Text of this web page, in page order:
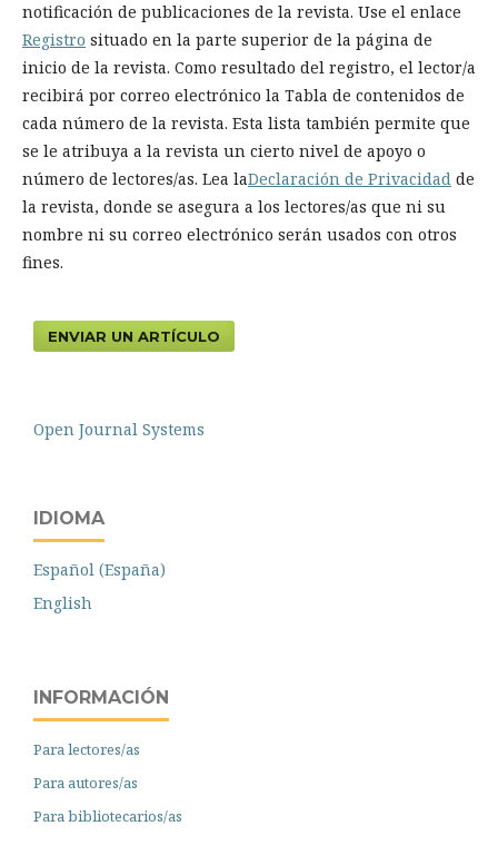
notificación de publicaciones de la revista. Use el enlace
Registro situado en la parte superior de la página de
inicio de la revista. Como resultado del registro, el lector/a
recibirá por correo electrónico la Tabla de contenidos de
cada número de la revista. Esta lista también permite que
se le atribuya a la revista un cierto nivel de apoyo o
número de lectores/as. Lea laDeclaración de Privacidad de
la revista, donde se asegura a los lectores/as que ni su
nombre ni su correo electrónico serán usados con otros
fines.
ENVIAR UN ARTÍCULO
Open Journal Systems
IDIOMA
Español (España)
English
INFORMACIÓN
Para lectores/as
Para autores/as
Para bibliotecarios/as